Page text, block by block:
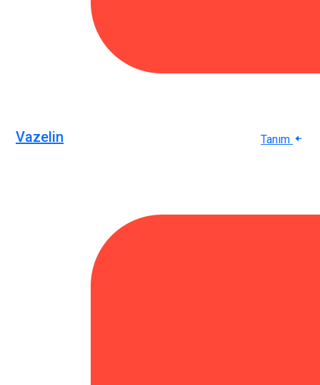
Vazelin Tanım